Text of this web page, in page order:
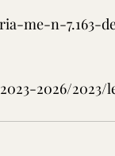
me-n-7.163-
2026/2023/